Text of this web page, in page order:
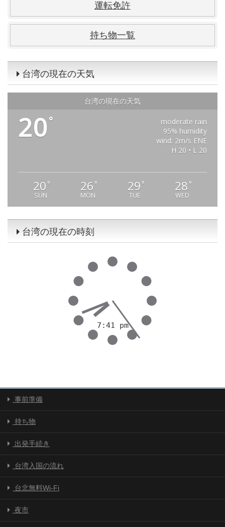
運転免許
持ち物一覧
台湾の現在の天気
台湾の現在の天気
20°
moderate rain
95% humidity
wind: 2m/s ENE
H 20 • L 20
20 °
SUN
26 °
MON
29 °
TUE
28 °
WED
台湾の現在の時刻
事前準備
持ち物
出発手続き
台湾入国の流れ
台北無料Wi-Fi
夜市